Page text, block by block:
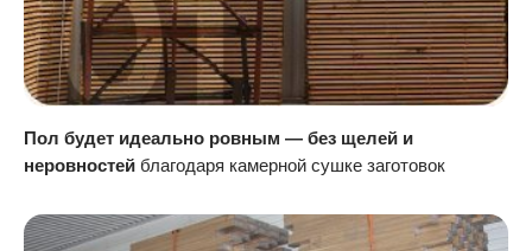
Пол будет идеально ровным — без щелей и
неровностей благодаря камерной сушке заготовок